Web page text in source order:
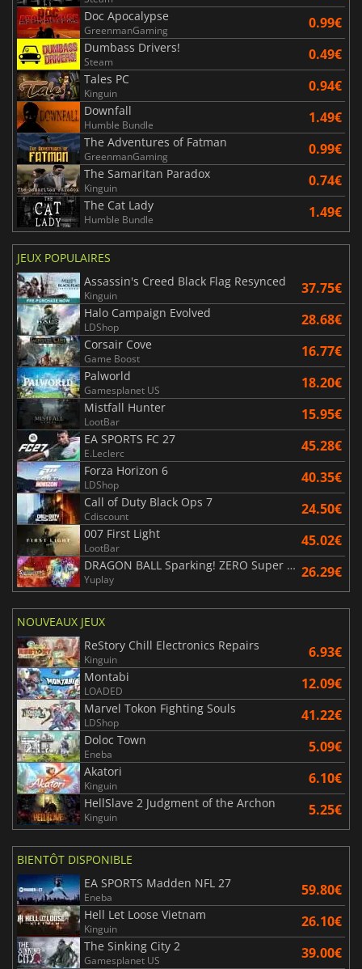
Doc Apocalypse
GreenmanGaming 0.99€
Dumbass Drivers!
Steam 0.49€
Tales PC
Kinguin 0.94€
Downfall
Humble Bundle 1.49€
The Adventures of Fatman
GreenmanGaming 0.99€
The Samaritan Paradox
Kinguin 0.74€
The Cat Lady
Humble Bundle 1.49€
JEUX POPULAIRES
Assassin's Creed Black Flag Resynced
Kinguin 37.75€
Halo Campaign Evolved
LDShop 28.68€
Corsair Cove
Game Boost 16.77€
Palworld
Gamesplanet US 18.20€
Mistfall Hunter
LootBar 15.95€
EA SPORTS FC 27
E.Leclerc 45.28€
Forza Horizon 6
LDShop 40.35€
Call of Duty Black Ops 7
Cdiscount 24.50€
007 First Light
LootBar 45.02€
DRAGON BALL Sparking! ZERO Super Limit Breaking NEO
Yuplay 26.29€
NOUVEAUX JEUX
ReStory Chill Electronics Repairs
Kinguin 6.93€
Montabi
LOADED 12.09€
Marvel Tokon Fighting Souls
LDShop 41.22€
Doloc Town
Eneba 5.09€
Akatori
Kinguin 6.10€
HellSlave 2 Judgment of the Archon
Kinguin 5.25€
BIENTÔT DISPONIBLE
EA SPORTS Madden NFL 27
Eneba 59.80€
Hell Let Loose Vietnam
Kinguin 26.10€
The Sinking City 2
Gamesplanet US 39.00€